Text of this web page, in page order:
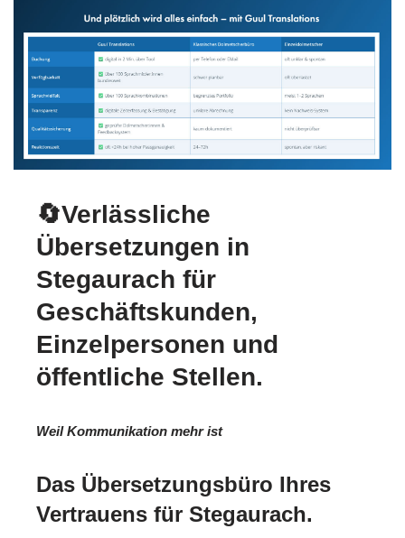
🔄Verlässliche
Übersetzungen in
Stegaurach für
Geschäftskunden,
Einzelpersonen und
öffentliche Stellen.
Weil Kommunikation mehr ist
Das Übersetzungsbüro Ihres
Vertrauens für Stegaurach.